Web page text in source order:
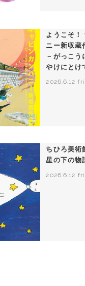
ようこそ！
ニー新収蔵
－がっこう
やけにとけ
2026.6.12 fri
ちひろ美術
星の下の物
2026.6.12 fri